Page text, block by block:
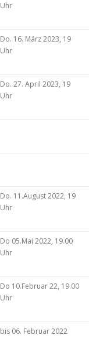
Uhr
Do. 16. März 2023, 19
Uhr
Do. 27. April 2023, 19
Uhr
Do. 11.August 2022, 19
Uhr
Do 05.Mai 2022, 19.00
Uhr
Do 10.Februar 22, 19.00
Uhr
bis 06. Februar 2022